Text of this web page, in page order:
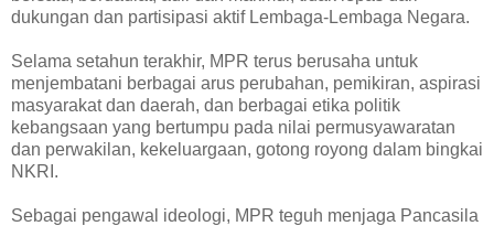
dukungan dan partisipasi aktif Lembaga-Lembaga Negara.
Selama setahun terakhir, MPR terus berusaha untuk
menjembatani berbagai arus perubahan, pemikiran, aspirasi
masyarakat dan daerah, dan berbagai etika politik
kebangsaan yang bertumpu pada nilai permusyawaratan
dan perwakilan, kekeluargaan, gotong royong dalam bingkai
NKRI.
Sebagai pengawal ideologi, MPR teguh menjaga Pancasila